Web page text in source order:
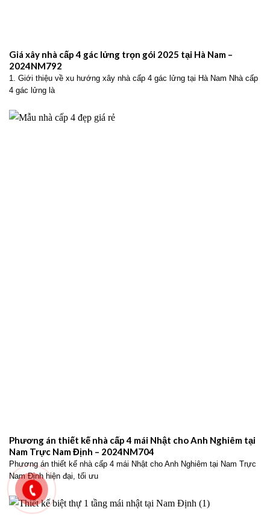
Giá xây nhà cấp 4 gác lửng trọn gói 2025 tại Hà Nam –
2024NM792
1. Giới thiệu về xu hướng xây nhà cấp 4 gác lửng tại Hà Nam Nhà cấp
4 gác lửng là
Phương án thiết kế nhà cấp 4 mái Nhật cho Anh Nghiêm tại
Nam Trực Nam Định – 2024NM704
Phương án thiết kế nhà cấp 4 mái Nhật cho Anh Nghiêm tại Nam Trực
Nam Định hiện đại, tối ưu